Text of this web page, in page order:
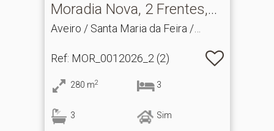
Moradia Nova, 2 Frentes,
com Piscina
Aveiro / Santa Maria da Feira /
Ref: MOR_0012026_2 (2)
280 m2 3
3 Sim